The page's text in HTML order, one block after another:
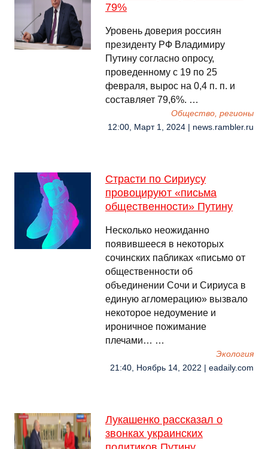
79%
Уровень доверия россиян
президенту РФ Владимиру
Путину согласно опросу,
проведенному с 19 по 25
февраля, вырос на 0,4 п. п. и
составляет 79,6%. …
Общество, регионы
12:00, Март 1, 2024 | news.rambler.ru
Страсти по Сириусу
провоцируют «письма
общественности» Путину
Несколько неожиданно
появившееся в некоторых
сочинских пабликах «письмо от
общественности об
объединении Сочи и Сириуса в
единую агломерацию» вызвало
некоторое недоумение и
ироничное пожимание
плечами… …
Экология
21:40, Ноябрь 14, 2022 | eadaily.com
Лукашенко рассказал о
звонках украинских